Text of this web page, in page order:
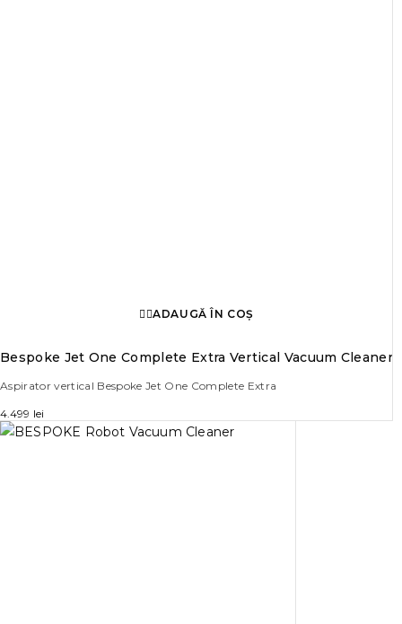
ADAUGĂ ÎN COȘ
Bespoke Jet One Complete Extra Vertical Vacuum Cleaner
Aspirator vertical Bespoke Jet One Complete Extra
4.499 lei